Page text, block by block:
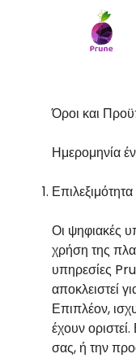
Όροι και
Ημερομηνία
Επιλεξιμότητα
Οι ψηφιακές
χρήση της
υπηρεσίες
αποκλειστεί
Επιπλέον,
έχουν
σας, ή την